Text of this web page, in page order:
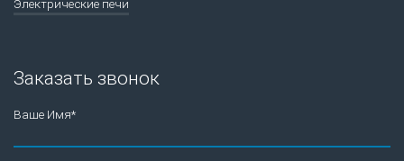
Электрические печи
Заказать звонок
Ваше Имя*